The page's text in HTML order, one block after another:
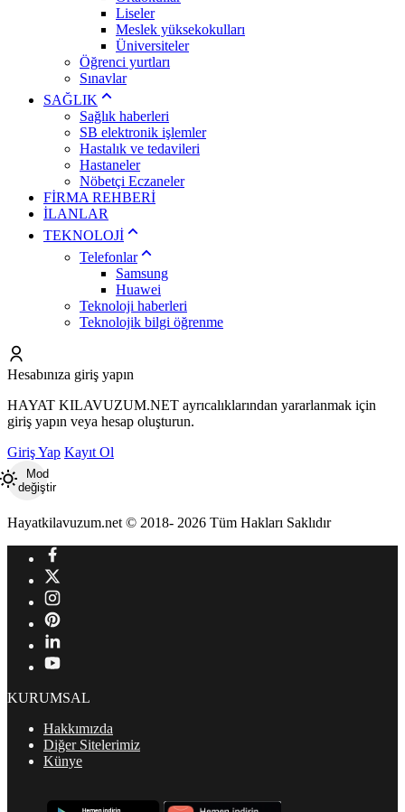
Liseler
Meslek yüksekokulları
Üniversiteler
Öğrenci yurtları
Sınavlar
SAĞLIK
Sağlık haberleri
SB elektronik işlemler
Hastalık ve tedavileri
Hastaneler
Nöbetçi Eczaneler
FİRMA REHBERİ
İLANLAR
TEKNOLOJİ
Telefonlar
Samsung
Huawei
Teknoloji haberleri
Teknolojik bilgi öğrenme
Hesabınıza giriş yapın
HAYAT KILAVUZUM.NET ayrıcalıklarından yararlanmak için
giriş yapın veya hesap oluşturun.
Giriş Yap Kayıt Ol
Mod
değiştir
Hayatkilavuzum.net © 2018- 2026 Tüm Hakları Saklıdır
KURUMSAL
Hakkımızda
Diğer Sitelerimiz
Künye